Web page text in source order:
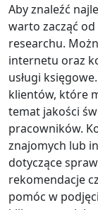
Aby znaleźć
warto zacząć
researchu.
internetu oraz
usługi
klientów, które
temat jakości
pracowników.
znajomych lub
dotyczące
rekomendacje
pomóc w